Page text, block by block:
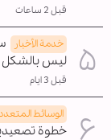
قبل 2 ساعات
خدمة الأخبار
ليس بالشكل
قبل 3 ايام
الوسائط
خطوة